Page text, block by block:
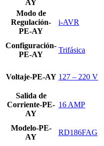
AY
Modo de
Regulación-
PE-AY
i-AVR
Configuración-
PE-AY
Trifásica
Voltaje-PE-AY 127 – 220 V
Salida de
Corriente-PE-
AY
16 AMP
Modelo-PE-
AY
RD186FAG